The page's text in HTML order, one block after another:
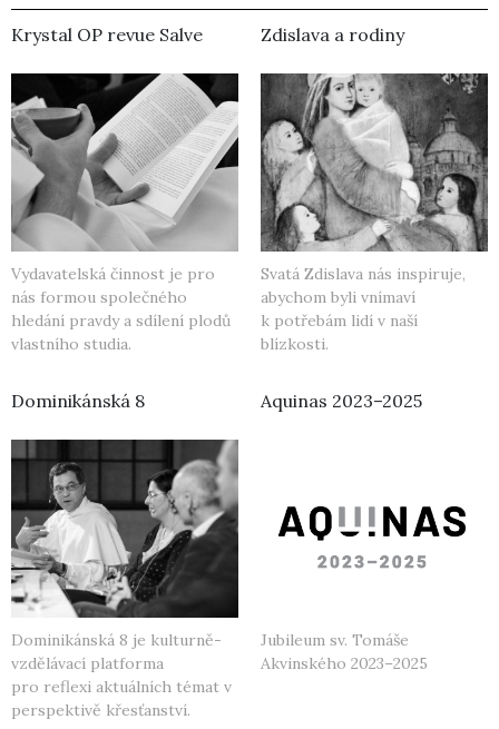
Krystal OP revue Salve
Vydavatelská činnost je pro
nás formou společného
hledání pravdy a sdílení plodů
vlastního studia.
Zdislava a rodiny
Svatá Zdislava nás inspiruje,
abychom byli vnímaví
k potřebám lidí v naší
blízkosti.
Dominikánská 8
Dominikánská 8 je kulturně-
vzdělávací platforma
pro reflexi aktuálních témat v
perspektivě křesťanství.
Aquinas 2023–2025
Jubileum sv. Tomáše
Akvinského 2023–2025